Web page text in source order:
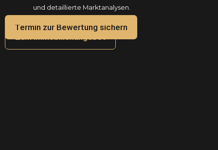
und detaillierte Marktanalysen.
Termin zur Bewertung sichern